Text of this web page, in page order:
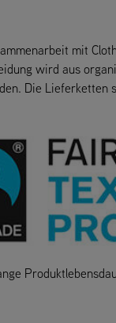
mit
wird aus
Die Lieferketten